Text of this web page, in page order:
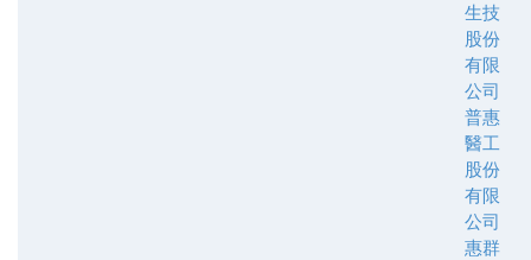
生技
股份
有限
公司
普惠
醫工
股份
有限
公司
惠群